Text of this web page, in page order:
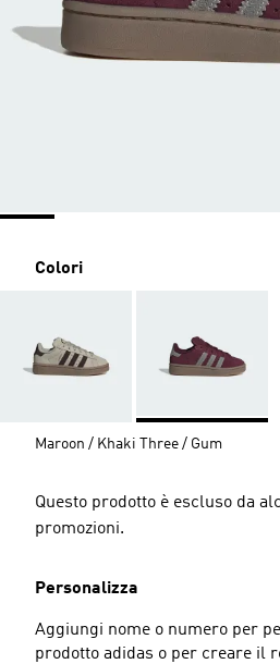
Colori
Maroon / Khaki Three / Gum
Questo prodotto è escluso da
promozioni.
Personalizza
Aggiungi nome o numero per
prodotto adidas o per creare il